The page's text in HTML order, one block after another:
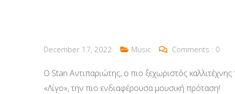
December 17, 2022 Music Comments : 0
Ο Stan Αντιπαριώτης, ο πιο ξεχωριστός
«Λίγο», την πιο ενδιαφέρουσα μουσική πρόταση!